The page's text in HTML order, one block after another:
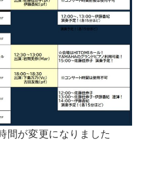
間が変更になりました